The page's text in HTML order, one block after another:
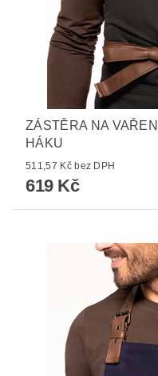
ZÁSTĚRA NA
HÁKU
511,57 Kč bez DPH
619 Kč